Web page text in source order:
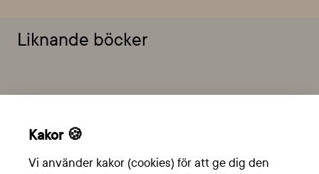
Liknande böcker
Kakor 🍪
Vi använder kakor (cookies) för att ge dig den